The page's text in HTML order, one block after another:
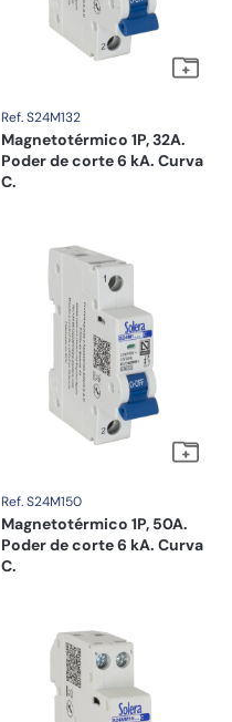
Ref. S24M132
Magnetotérmico 1P, 32A.
Poder de corte 6 kA. Curva
C.
Ref. S24M150
Magnetotérmico 1P, 50A.
Poder de corte 6 kA. Curva
C.